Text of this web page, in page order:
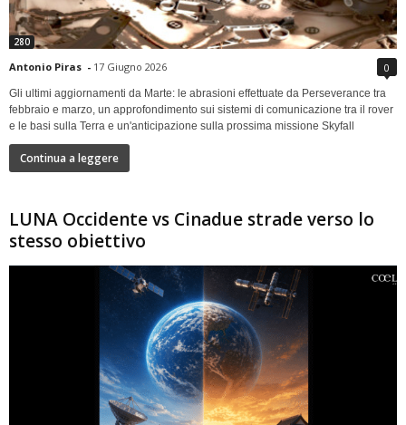
280
Antonio Piras - 17 Giugno 2026 0
Gli ultimi aggiornamenti da Marte: le abrasioni effettuate da Perseverance tra
febbraio e marzo, un approfondimento sui sistemi di comunicazione tra il rover
e le basi sulla Terra e un'anticipazione sulla prossima missione Skyfall
Continua a leggere
LUNA Occidente vs Cinadue strade verso lo
stesso obiettivo